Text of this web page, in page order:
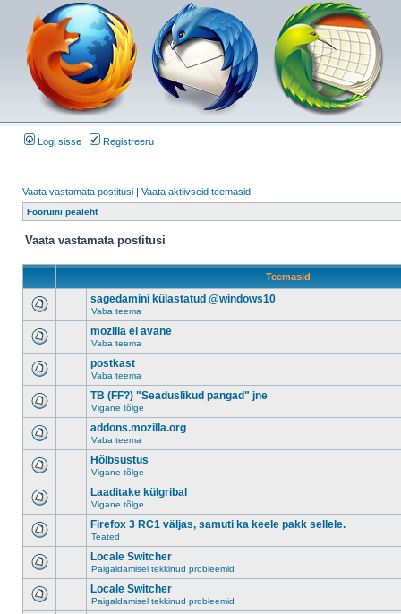
Logi sisse Registreeru
Vaata vastamata postitusi | Vaata aktiivseid teemasid
Foorumi pealeht
Vaata vastamata postitusi
Teemasid
sagedamini külastatud @windows10
Vaba teema
mozilla ei avane
Vaba teema
postkast
Vaba teema
TB (FF?) "Seaduslikud pangad" jne
Vigane tõlge
addons.mozilla.org
Vaba teema
Hõlbsustus
Vigane tõlge
Laaditake külgribal
Vigane tõlge
Firefox 3 RC1 väljas, samuti ka keele pakk sellele.
Teated
Locale Switcher
Paigaldamisel tekkinud probleemid
Locale Switcher
Paigaldamisel tekkinud probleemid